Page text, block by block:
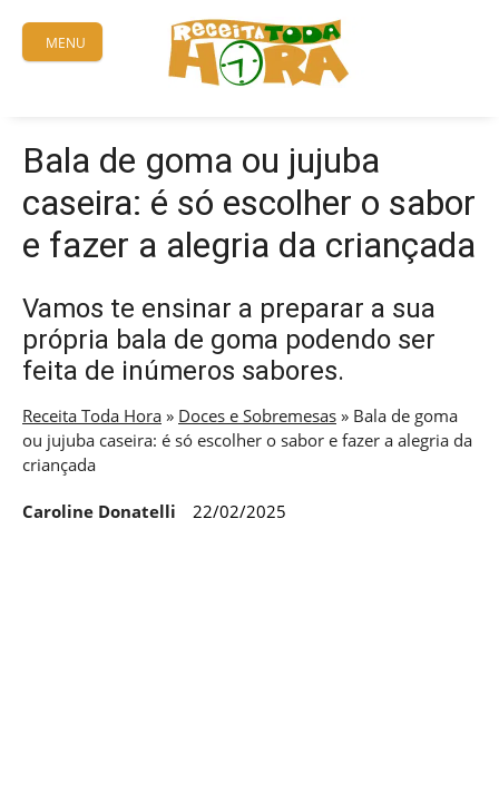
content
MENU
Bala de goma ou jujuba
caseira: é só escolher o sabor
e fazer a alegria da criançada
Vamos te ensinar a preparar a sua
própria bala de goma podendo ser
feita de inúmeros sabores.
Receita Toda Hora » Doces e Sobremesas » Bala de goma
ou jujuba caseira: é só escolher o sabor e fazer a alegria da
criançada
Caroline Donatelli 22/02/2025